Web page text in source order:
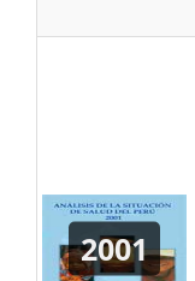
2001